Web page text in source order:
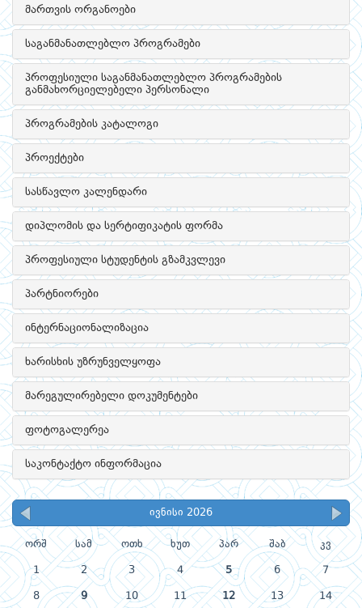
მართვის ორგანოები
საგანმანათლებლო პროგრამები
პროფესიული საგანმანათლებლო პროგრამების
განმახორციელებელი პერსონალი
პროგრამების კატალოგი
პროექტები
სასწავლო კალენდარი
დიპლომის და სერტიფიკატის ფორმა
პროფესიული სტუდენტის გზამკვლევი
პარტნიორები
ინტერნაციონალიზაცია
ხარისხის უზრუნველყოფა
მარეგულირებელი დოკუმენტები
ფოტოგალერეა
საკონტაქტო ინფორმაცია
ივნისი 2026
ორშ სამ ოთხ ხუთ პარ შაბ კვ
1 2 3 4 5 6 7
8 9 10 11 12 13 14